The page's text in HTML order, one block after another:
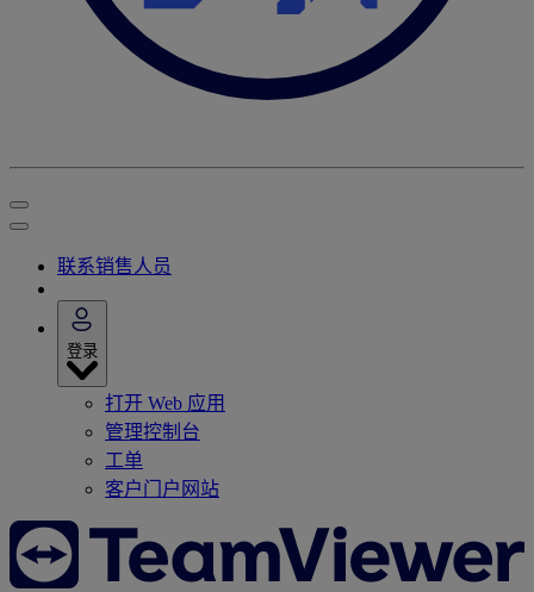
联系销售人员
登录
打开 Web 应用
管理控制台
工单
客户门户网站